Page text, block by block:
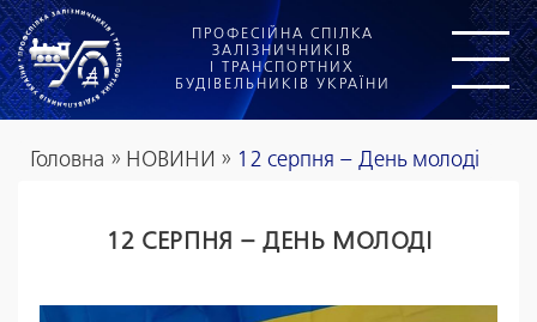
ПРОФЕСІЙНА СПІЛКА
ЗАЛІЗНИЧНИКІВ
І ТРАНСПОРТНИХ
БУДІВЕЛЬНИКІВ УКРАЇНИ
Головна » НОВИНИ » 12 серпня – День молоді
12 СЕРПНЯ – ДЕНЬ МОЛОДІ